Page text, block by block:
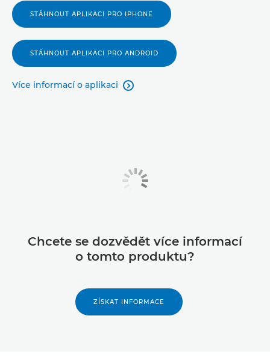
STÁHNOUT APLIKACI PRO IPHONE
STÁHNOUT APLIKACI PRO ANDROID
Více informací o aplikaci 
Chcete se dozvědět více informací
o tomto produktu?
ZÍSKAT INFORMACE